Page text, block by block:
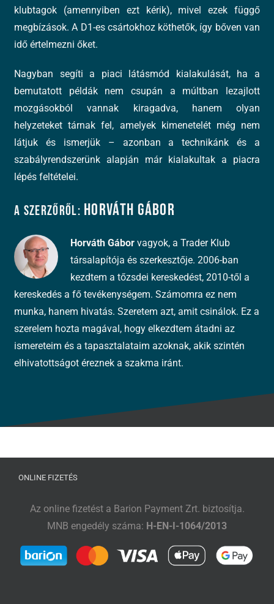
klubtagok (amennyiben ezt kérik), mivel ezek függő
megbízások. A D1-es csártokhoz köthetők, így bőven van
idő értelmezni őket.
Nagyban segíti a piaci látásmód kialakulását, ha a
bemutatott példák nem csupán a múltban lezajlott
mozgásokból vannak kiragadva, hanem olyan
helyzeteket tárnak fel, amelyek kimenetelét még nem
látjuk és ismerjük – azonban a technikánk és a
szabályrendszerünk alapján már kialakultak a piacra
lépés feltételei.
A szerzőről: Horváth Gábor
Horváth Gábor vagyok, a Trader Klub
társalapítója és szerkesztője. 2006-ban
kezdtem a tőzsdei kereskedést, 2010-től a
kereskedés a fő tevékenységem. Számomra ez nem
munka, hanem hivatás. Szeretem azt, amit csinálok. Ez a
szerelem hozta magával, hogy elkezdtem átadni az
ismereteim és a tapasztalataim azoknak, akik szintén
elhivatottságot éreznek a szakma iránt.
ONLINE FIZETÉS
Az online fizetést a Barion Payment Zrt. biztosítja.
MNB engedély száma: H-EN-I-1064/2013